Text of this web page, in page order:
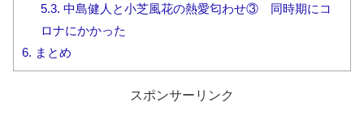
5.3. 中島健人と小芝風花の熱愛匂わせ③ 同時期にコ
ロナにかかった
6. まとめ
スポンサーリンク